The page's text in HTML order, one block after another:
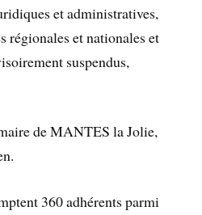
et administratives,
régionales et nationales et
suspendus,
de MANTES la Jolie,
360 adhérents parmi